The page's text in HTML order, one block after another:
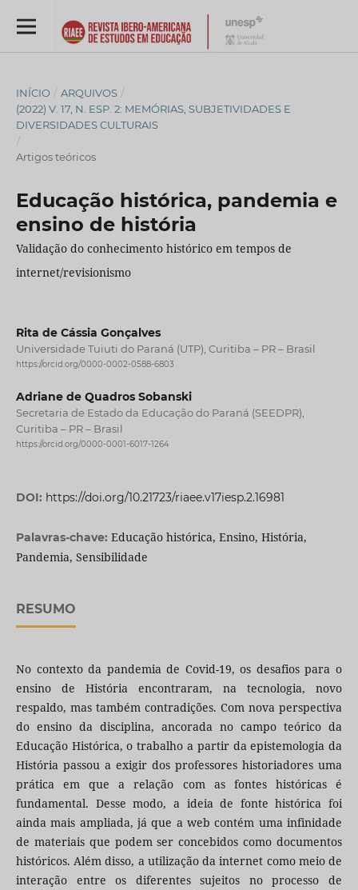
INÍCIO / ARQUIVOS /
(2022) V. 17, N. ESP. 2: MEMÓRIAS, SUBJETIVIDADES E
DIVERSIDADES CULTURAIS
/
Artigos teóricos
Educação histórica, pandemia e
ensino de história
Validação do conhecimento histórico em tempos de
internet/revisionismo
Rita de Cássia Gonçalves
Universidade Tuiuti do Paraná (UTP), Curitiba – PR – Brasil
https://orcid.org/0000-0002-0588-6803
Adriane de Quadros Sobanski
Secretaria de Estado da Educação do Paraná (SEEDPR),
Curitiba – PR – Brasil
https://orcid.org/0000-0001-6017-1264
DOI: https://doi.org/10.21723/riaee.v17iesp.2.16981
Palavras-chave: Educação histórica, Ensino, História,
Pandemia, Sensibilidade
RESUMO
No contexto da pandemia de Covid-19, os desafios para o
ensino de História encontraram, na tecnologia, novo
respaldo, mas também contradições. Com nova perspectiva
do ensino da disciplina, ancorada no campo teórico da
Educação Histórica, o trabalho a partir da epistemologia da
História passou a exigir dos professores historiadores uma
prática em que a relação com as fontes históricas é
fundamental. Desse modo, a ideia de fonte histórica foi
ainda mais ampliada, já que a web contém uma infinidade
de materiais que podem ser concebidos como documentos
históricos. Além disso, a utilização da internet como meio de
interação entre os diferentes sujeitos no processo de